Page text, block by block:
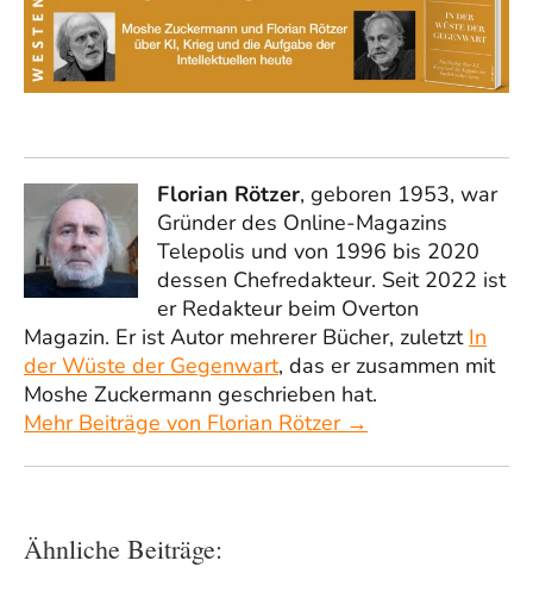
Florian Rötzer, geboren 1953, war
Gründer des Online-Magazins
Telepolis und von 1996 bis 2020
dessen Chefredakteur. Seit 2022 ist
er Redakteur beim Overton
Magazin. Er ist Autor mehrerer Bücher, zuletzt In
der Wüste der Gegenwart, das er zusammen mit
Moshe Zuckermann geschrieben hat.
Mehr Beiträge von Florian Rötzer →
Ähnliche Beiträge: